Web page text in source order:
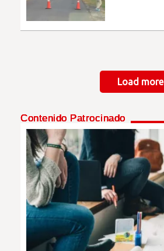
Load more
Contenido Patrocinado